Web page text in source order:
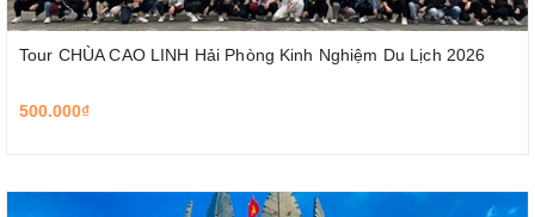
Tour CHÙA CAO LINH Hải Phòng Kinh Nghiệm Du Lịch 2026
500.000₫